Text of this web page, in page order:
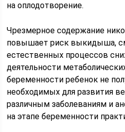
на оплодотворение.
Чрезмерное содержание
повышает риск выкидыша,
естественных процессов
деятельности
беременности ребенок не
необходимых для развития
различным заболеваниям и
на этапе беременности